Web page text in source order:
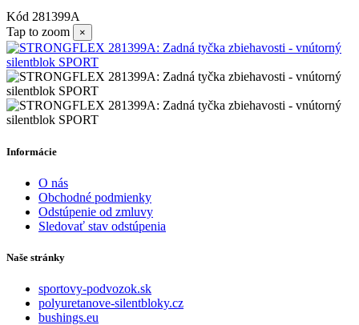
Kód 281399A
Tap to zoom
×
Informácie
O nás
Obchodné podmienky
Odstúpenie od zmluvy
Sledovať stav odstúpenia
Naše stránky
sportovy-podvozok.sk
polyuretanove-silentbloky.cz
bushings.eu